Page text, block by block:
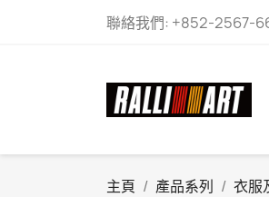
聯絡我們: +852-2567-
主頁 產品系列 衣服